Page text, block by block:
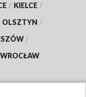
/ KIELCE /
OLSZTYN /
/
WROCŁAW